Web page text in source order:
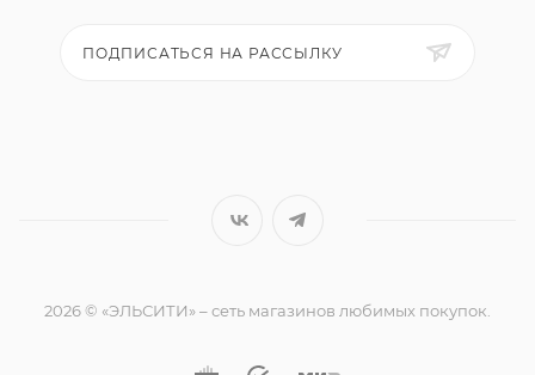
ПОДПИСАТЬСЯ НА РАССЫЛКУ
2026 © «ЭЛЬСИТИ» – сеть магазинов любимых покупок.